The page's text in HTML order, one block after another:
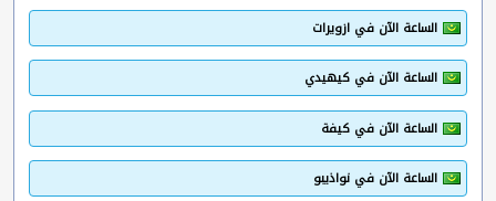
الساعة الآن في ازويرات
الساعة الآن في كيهيدي
الساعة الآن في كيفة
الساعة الآن في نواذيبو